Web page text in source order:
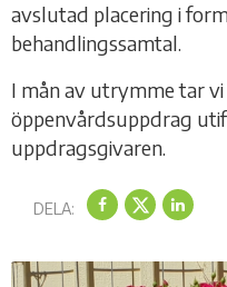
avslutad placering i
behandlingssamtal.
I mån av utrymme tar
öppenvårdsuppdrag
uppdragsgivaren.
DELA: